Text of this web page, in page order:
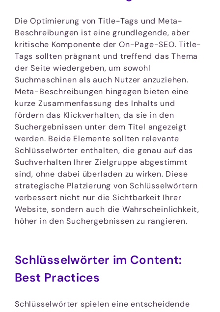
Die Optimierung von Title-Tags und Meta-
Beschreibungen ist eine grundlegende, aber
kritische Komponente der On-Page-SEO. Title-
Tags sollten prägnant und treffend das Thema
der Seite wiedergeben, um sowohl
Suchmaschinen als auch Nutzer anzuziehen.
Meta-Beschreibungen hingegen bieten eine
kurze Zusammenfassung des Inhalts und
fördern das Klickverhalten, da sie in den
Suchergebnissen unter dem Titel angezeigt
werden. Beide Elemente sollten relevante
Schlüsselwörter enthalten, die genau auf das
Suchverhalten Ihrer Zielgruppe abgestimmt
sind, ohne dabei überladen zu wirken. Diese
strategische Platzierung von Schlüsselwörtern
verbessert nicht nur die Sichtbarkeit Ihrer
Website, sondern auch die Wahrscheinlichkeit,
höher in den Suchergebnissen zu rangieren.
Schlüsselwörter im Content:
Best Practices
Schlüsselwörter spielen eine entscheidende